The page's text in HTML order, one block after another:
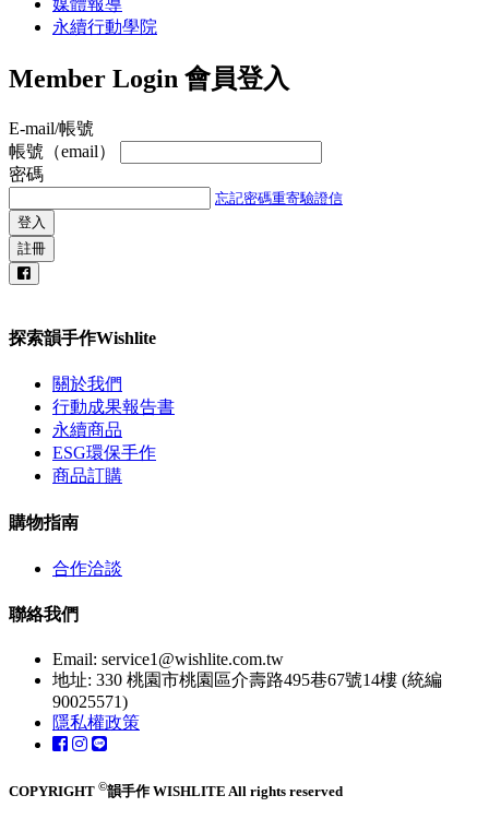
媒體報導
永續行動學院
Member Login 會員登入
E-mail/帳號
帳號（email）
密碼
忘記密碼重寄驗證信
登入
註冊
探索韻手作Wishlite
關於我們
行動成果報告書
永續商品
ESG環保手作
商品訂購
購物指南
合作洽談
聯絡我們
Email: service1@wishlite.com.tw
地址: 330 桃園市桃園區介壽路495巷67號14樓 (統編
90025571)
隱私權政策
COPYRIGHT ©韻手作 WISHLITE All rights reserved